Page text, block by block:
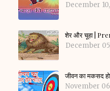
December
शेर और चूहा |
December
जीवन का मकसद
November